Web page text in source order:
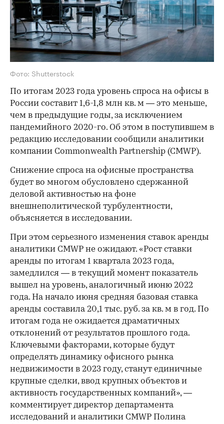
Фото: Shutterstock
По итогам 2023 года уровень спроса на офисы в
России составит 1,6-1,8 млн кв. м — это меньше,
чем в предыдущие годы, за исключением
пандемийного 2020-го. Об этом в поступившем в
редакцию исследовании сообщили аналитики
компании Commonwealth Partnership (CMWP).
Снижение спроса на офисные пространства
будет во многом обусловлено сдержанной
деловой активностью на фоне
внешнеполитической турбулентности,
объясняется в исследовании.
При этом серьезного изменения ставок аренды
аналитики CMWP не ожидают. «Рост ставки
аренды по итогам 1 квартала 2023 года,
замедлился — в текущий момент показатель
вышел на уровень, аналогичный июню 2022
года. На начало июня средняя базовая ставка
аренды составила 20,1 тыс. руб. за кв. м в год. По
итогам года не ожидается драматичных
отклонений от результатов прошлого года.
Ключевыми факторами, которые будут
определять динамику офисного рынка
недвижимости в 2023 году, станут единичные
крупные сделки, ввод крупных объектов и
активность государственных компаний», —
комментирует директор департамента
исследований и аналитики CMWP Полина